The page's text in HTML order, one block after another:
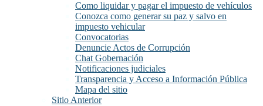
Como liquidar y pagar el impuesto de vehículos
Conozca como generar su paz y salvo en
impuesto vehicular
Convocatorias
Denuncie Actos de Corrupción
Chat Gobernación
Notificaciones judiciales
Transparencia y Acceso a Información Pública
Mapa del sitio
Sitio Anterior